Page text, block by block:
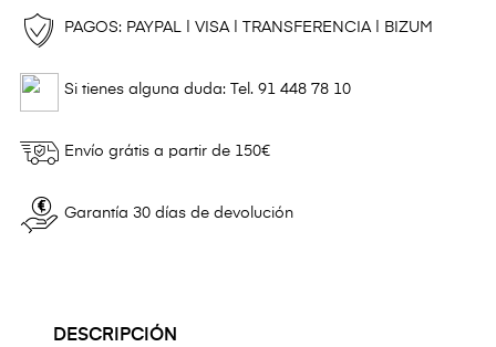
PAGOS: PAYPAL | VISA | TRANSFERENCIA | BIZUM
Si tienes alguna duda: Tel. 91 448 78 10
Envío grátis a partir de 150€
Garantía 30 días de devolución
DESCRIPCIÓN